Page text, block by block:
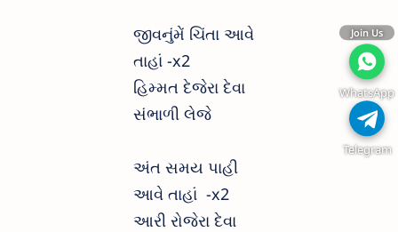
જીવનુંમેં ચિંતા આવે
તાહાં -x2
હિમ્મત દેજેરા દેવા
સંભાળી લેજે
અંત સમય પાહી
આવે તાહાં -x2
આરી રોજેરા દેવા
Join Us
WhatsApp
Telegram